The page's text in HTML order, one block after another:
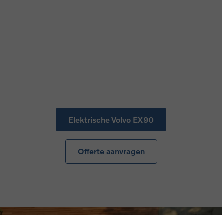
Elektrische Volvo EX90
Offerte aanvragen